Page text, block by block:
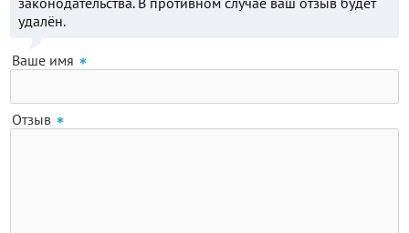
удалён.
Ваше имя
Отзыв